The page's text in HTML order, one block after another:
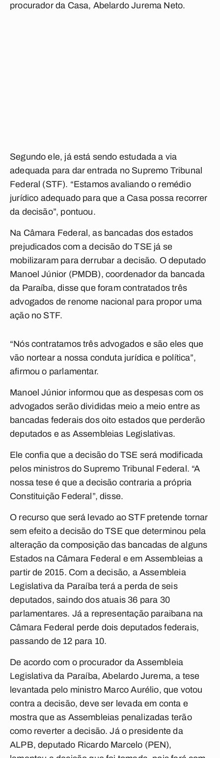
procurador da Casa, Abelardo Jurema Neto.
Segundo ele, já está sendo estudada a via
adequada para dar entrada no Supremo Tribunal
Federal (STF). “Estamos avaliando o remédio
jurídico adequado para que a Casa possa recorrer
da decisão”, pontuou.
Na Câmara Federal, as bancadas dos estados
prejudicados com a decisão do TSE já se
mobilizaram para derrubar a decisão. O deputado
Manoel Júnior (PMDB), coordenador da bancada
da Paraíba, disse que foram contratados três
advogados de renome nacional para propor uma
ação no STF.
“Nós contratamos três advogados e são eles que
vão nortear a nossa conduta jurídica e política”,
afirmou o parlamentar.
Manoel Júnior informou que as despesas com os
advogados serão divididas meio a meio entre as
bancadas federais dos oito estados que perderão
deputados e as Assembleias Legislativas.
Ele confia que a decisão do TSE será modificada
pelos ministros do Supremo Tribunal Federal. “A
nossa tese é que a decisão contraria a própria
Constituição Federal”, disse.
O recurso que será levado ao STF pretende tornar
sem efeito a decisão do TSE que determinou pela
alteração da composição das bancadas de alguns
Estados na Câmara Federal e em Assembleias a
partir de 2015. Com a decisão, a Assembleia
Legislativa da Paraíba terá a perda de seis
deputados, saindo dos atuais 36 para 30
parlamentares. Já a representação paraibana na
Câmara Federal perde dois deputados federais,
passando de 12 para 10.
De acordo com o procurador da Assembleia
Legislativa da Paraíba, Abelardo Jurema, a tese
levantada pelo ministro Marco Aurélio, que votou
contra a decisão, deve ser levada em conta e
mostra que as Assembleias penalizadas terão
como reverter a decisão. Já o presidente da
ALPB, deputado Ricardo Marcelo (PEN),